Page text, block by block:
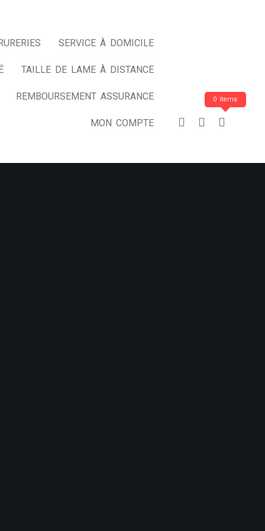
SERVICE À DOMICILE
TAILLE DE LAME À DISTANCE
REMBOURSEMENT ASSURANCE
MON COMPTE
0 items